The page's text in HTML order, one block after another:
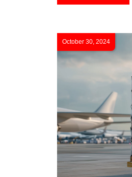
October 30, 2024